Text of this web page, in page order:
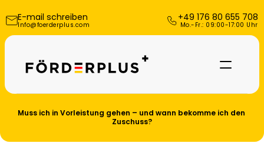
E-mail schreiben
Info@foerderplus.com
+49 176 80 655 708
Mo.-Fr.: 09:00-17:00 Uhr
Muss ich in Vorleistung gehen – und wann bekomme ich den
Zuschuss?